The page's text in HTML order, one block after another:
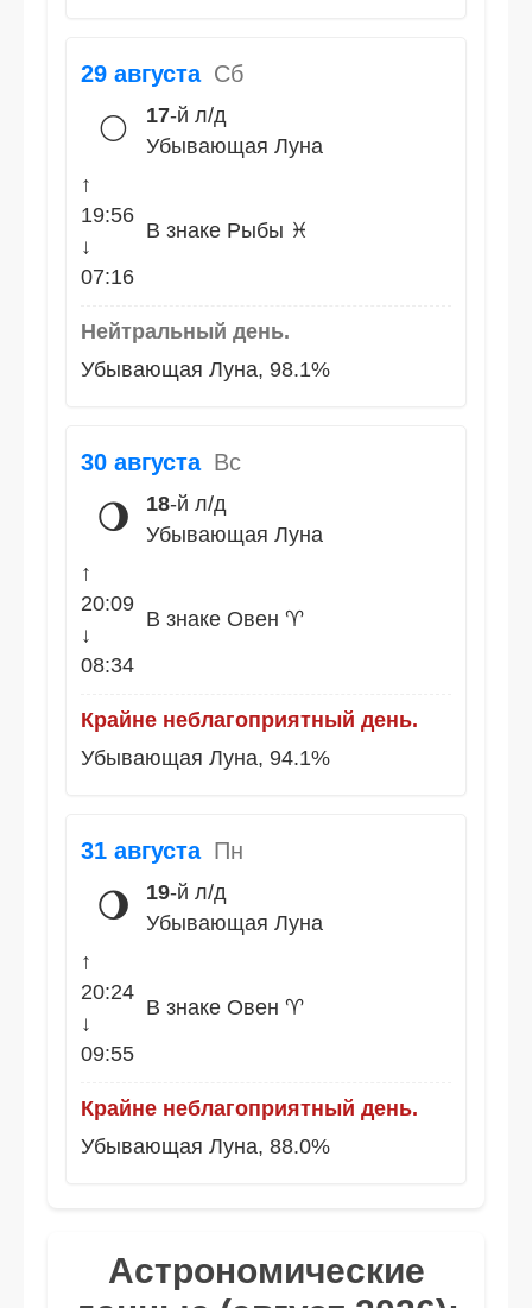
29 августа Сб
🌕 17-й л/д
Убывающая Луна
↑
19:56
↓
07:16
В знаке Рыбы ♓
Нейтральный день.
Убывающая Луна, 98.1%
30 августа Вс
🌖 18-й л/д
Убывающая Луна
↑
20:09
↓
08:34
В знаке Овен ♈
Крайне неблагоприятный день.
Убывающая Луна, 94.1%
31 августа Пн
🌖 19-й л/д
Убывающая Луна
↑
20:24
↓
09:55
В знаке Овен ♈
Крайне неблагоприятный день.
Убывающая Луна, 88.0%
Астрономические